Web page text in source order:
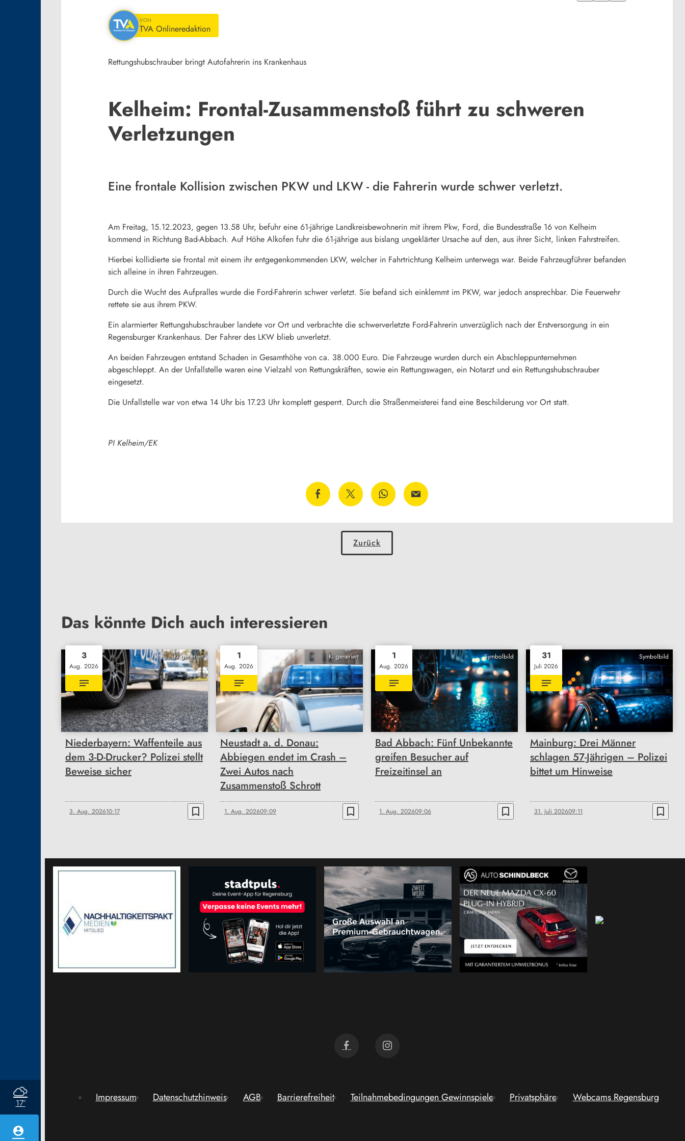
account_circle
17°
VON
TVA Onlineredaktion
Rettungshubschrauber bringt Autofahrerin ins Krankenhaus
Kelheim: Frontal-Zusammenstoß führt zu schweren
Verletzungen
Eine frontale Kollision zwischen PKW und LKW - die Fahrerin wurde schwer verletzt.
Am Freitag, 15.12.2023, gegen 13.58 Uhr, befuhr eine 61-jährige Landkreisbewohnerin mit ihrem Pkw, Ford, die Bundesstraße 16 von Kelheim
kommend in Richtung Bad-Abbach. Auf Höhe Alkofen fuhr die 61-jährige aus bislang ungeklärter Ursache auf den, aus ihrer Sicht, linken Fahrstreifen.
Hierbei kollidierte sie frontal mit einem ihr entgegenkommenden LKW, welcher in Fahrtrichtung Kelheim unterwegs war. Beide Fahrzeugführer befanden
sich alleine in ihren Fahrzeugen.
Durch die Wucht des Aufpralles wurde die Ford-Fahrerin schwer verletzt. Sie befand sich einklemmt im PKW, war jedoch ansprechbar. Die Feuerwehr
rettete sie aus ihrem PKW.
Ein alarmierter Rettungshubschrauber landete vor Ort und verbrachte die schwerverletzte Ford-Fahrerin unverzüglich nach der Erstversorgung in ein
Regensburger Krankenhaus. Der Fahrer des LKW blieb unverletzt.
An beiden Fahrzeugen entstand Schaden in Gesamthöhe von ca. 38.000 Euro. Die Fahrzeuge wurden durch ein Abschleppunternehmen
abgeschleppt. An der Unfallstelle waren eine Vielzahl von Rettungskräften, sowie ein Rettungswagen, ein Notarzt und ein Rettungshubschrauber
eingesetzt.
Die Unfallstelle war von etwa 14 Uhr bis 17.23 Uhr komplett gesperrt. Durch die Straßenmeisterei fand eine Beschilderung vor Ort statt.
PI Kelheim/EK
Zurück
Das könnte Dich auch interessieren
KI generiert
3
Aug. 2026
Niederbayern: Waffenteile aus
dem 3-D-Drucker? Polizei stellt
Beweise sicher
3. Aug. 202610:17 bookmark_border
KI generiert
1
Aug. 2026
Neustadt a. d. Donau:
Abbiegen endet im Crash –
Zwei Autos nach
Zusammenstoß Schrott
1. Aug. 202609:09 bookmark_border
Symbolbild
1
Aug. 2026
Bad Abbach: Fünf Unbekannte
greifen Besucher auf
Freizeitinsel an
1. Aug. 202609:06 bookmark_border
Symbolbild
31
Juli 2026
Mainburg: Drei Männer
schlagen 57-Jährigen – Polizei
bittet um Hinweise
31. Juli 202609:11 bookmark_border
Impressum Datenschutzhinweis AGB Barrierefreiheit Teilnahmebedingungen Gewinnspiele Privatsphäre Webcams Regensburg